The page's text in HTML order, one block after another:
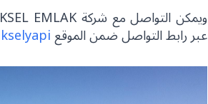
عبر رابط التواصل ضمن الموقع